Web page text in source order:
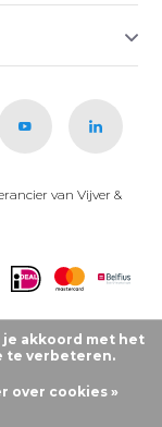
van Vijver &
akkoord met het
te verbeteren.
over cookies »